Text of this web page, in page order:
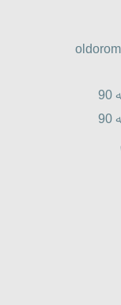
اولدورم بولدورم کلمه سینین آچیخلاماسی (oldorom